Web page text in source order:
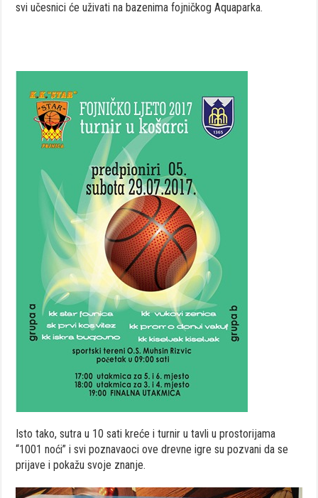
svi učesnici će uživati na bazenima fojničkog Aquaparka.
Isto tako, sutra u 10 sati kreće i turnir u tavli u prostorijama
“1001 noći” i svi poznavaoci ove drevne igre su pozvani da se
prijave i pokažu svoje znanje.